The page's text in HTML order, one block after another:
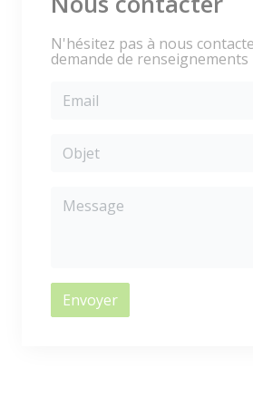
N'hésitez pas à nous
demande de renseignements
Envoyer